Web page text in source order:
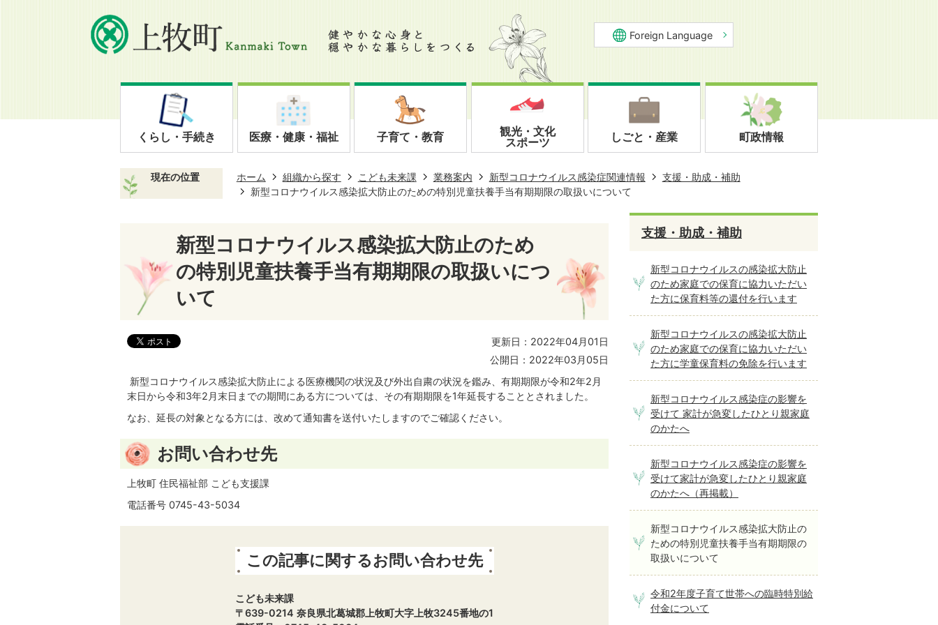
Foreign Language
くらし・手続き 医療・健康・福祉 子育て・教育
観光・文化
スポーツ
しごと・産業 町政情報
現在の位置 ホーム 組織から探す こども未来課 業務案内 新型コロナウイルス感染症関連情報
支援・助成・補助
新型コロナウイルス感染拡大防止のための特別児童扶養手当有期期限の取扱いについて
新型コロナウイルス感染拡大防止のため
の特別児童扶養手当有期期限の取扱いにつ
いて
更新日：2022年04月01日
公開日：2022年03月05日
新型コロナウイルス感染拡大防止による医療機関の状況及び外出自粛の状況を鑑み、有期期限が令和2年2月
末日から令和3年2月末日までの期間にある方については、その有期期限を1年延長することとされました。
なお、延長の対象となる方には、改めて通知書を送付いたしますのでご確認ください。
お問い合わせ先
上牧町 住民福祉部 こども支援課
電話番号 0745-43-5034
この記事に関するお問い合わせ先
こども未来課
〒639-0214 奈良県北葛城郡上牧町大字上牧3245番地の1
支援・助成・補助
新型コロナウイルスの感染拡大防止
のため家庭での保育に協力いただい
た方に保育料等の還付を行います
新型コロナウイルスの感染拡大防止
のため家庭での保育に協力いただい
た方に学童保育料の免除を行います
新型コロナウイルス感染症の影響を
受けて 家計が急変したひとり親家庭
のかたへ
新型コロナウイルス感染症の影響を
受けて家計が急変したひとり親家庭
のかたへ（再掲載）
新型コロナウイルス感染拡大防止の
ための特別児童扶養手当有期期限の
取扱いについて
令和2年度子育て世帯への臨時特別給
付金について